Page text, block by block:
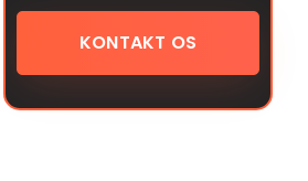
KONTAKT OS